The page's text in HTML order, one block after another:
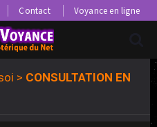
Contact Voyance en ligne
> CONSULTATION EN